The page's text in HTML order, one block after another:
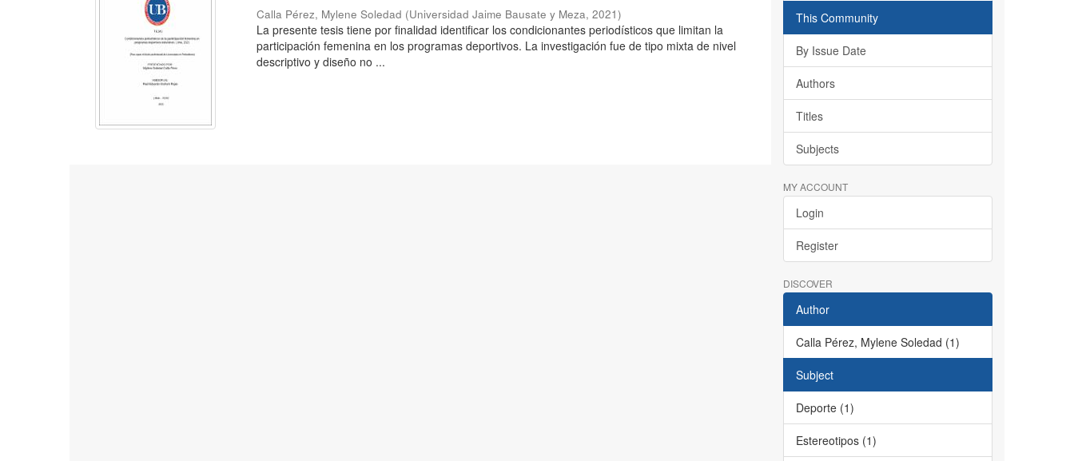
Calla Pérez, Mylene Soledad (Universidad Jaime Bausate y Meza,2021)
La presente tesis tiene por finalidad identificar los condicionantes periodísticos que limitan la
participación femenina en los programas deportivos. La investigación fue de tipo mixta de nivel
descriptivo y diseño no ...
This Community
By Issue Date
Authors
Titles
Subjects
MY ACCOUNT
Login
Register
DISCOVER
Author
Calla Pérez, Mylene Soledad (1)
Subject
Deporte (1)
Estereotipos (1)